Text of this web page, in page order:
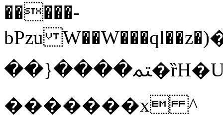
�����-
bPzu
��}����ﳣ�ȑH�U��j�26A��/rLf0G�
�������x ^